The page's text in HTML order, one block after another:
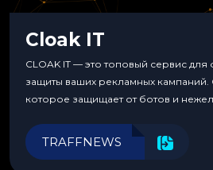
Cloak IT
CLOAK IT — это топовый сервис для
защиты ваших рекламных
которое защищает от ботов и
программирования.
TRAFFNEWS